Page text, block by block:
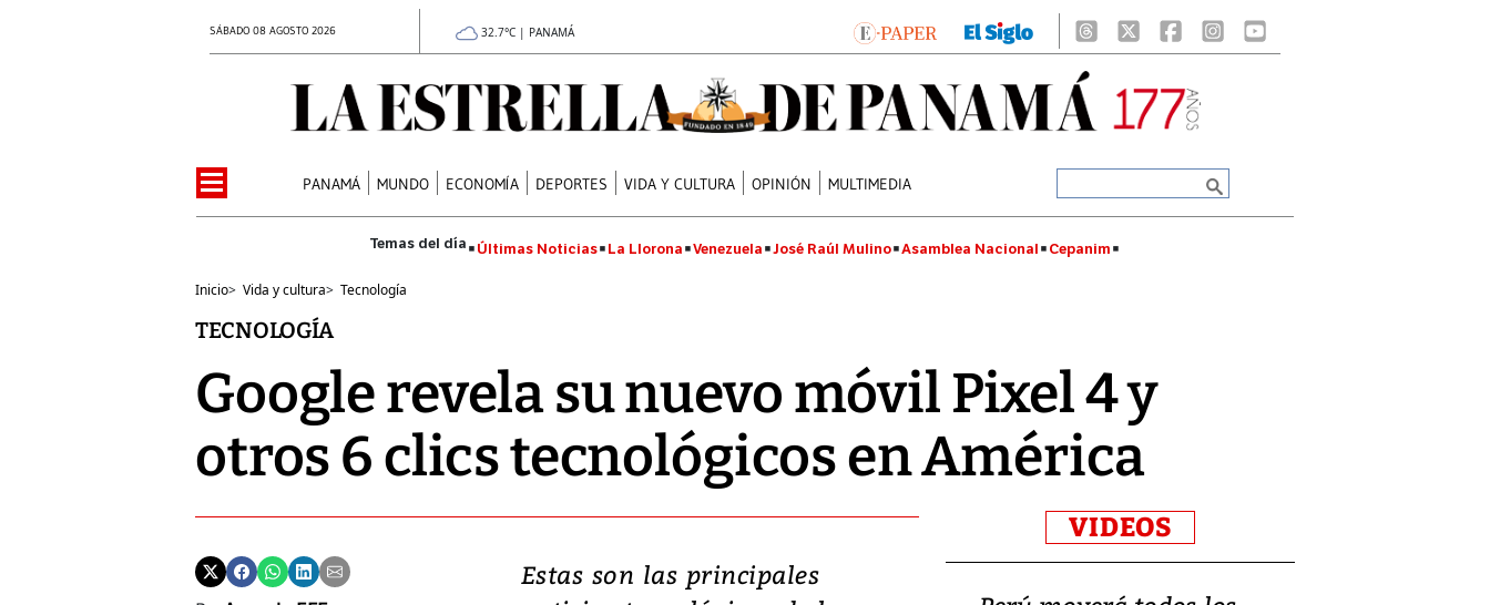
SÁBADO 08 AGOSTO 2026 32.7°C | PANAMÁ
PANAMÁ MUNDO ECONOMÍA DEPORTES VIDA Y CULTURA OPINIÓN MULTIMEDIA
Últimas Noticias La Llorona Venezuela José Raúl Mulino Asamblea Nacional Cepanim
Inicio> Vida y cultura> Tecnología
TECNOLOGÍA
Google revela su nuevo móvil Pixel 4 y
otros 6 clics tecnológicos en América
Estas son las principales
VIDEOS